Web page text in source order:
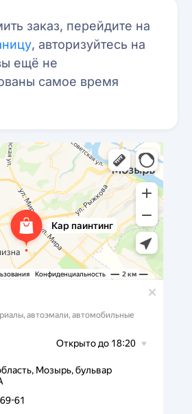
заказ, перейдите на
, авторизуйтесь на
ещё не
самое время